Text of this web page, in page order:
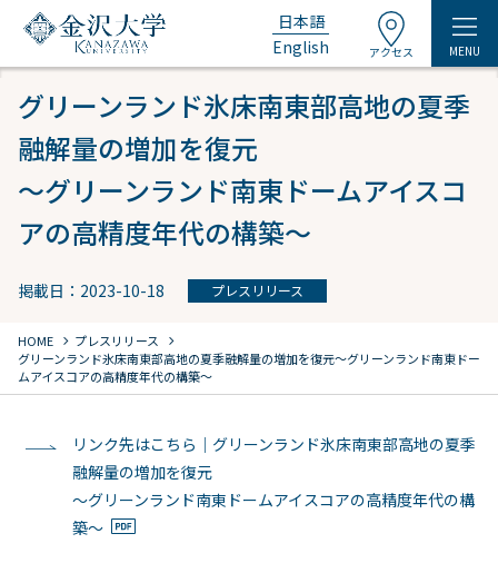
日本語
English
アクセス MENU
グリーンランド氷床南東部高地の夏季
融解量の増加を復元
～グリーンランド南東ドームアイスコ
アの高精度年代の構築～
掲載日：2023-10-18 プレスリリース
HOME chevron_right プレスリリース chevron_right
グリーンランド氷床南東部高地の夏季融解量の増加を復元～グリーンランド南東ドー
ムアイスコアの高精度年代の構築～
リンク先はこちら｜グリーンランド氷床南東部高地の夏季
融解量の増加を復元
～グリーンランド南東ドームアイスコアの高精度年代の構
築～